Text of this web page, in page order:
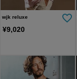
wjk reluxe
¥9,020